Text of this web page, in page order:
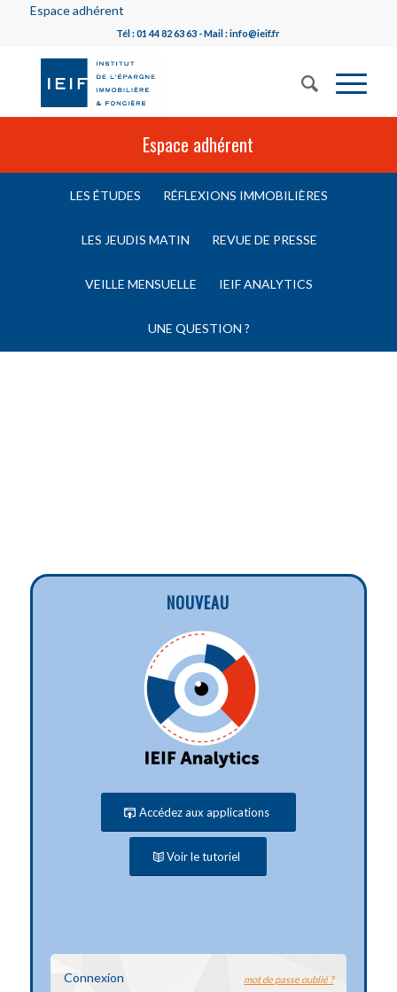
Espace adhérent
Tél : 01 44 82 63 63 - Mail : info@ieif.fr
Espace adhérent
LES ÉTUDES RÉFLEXIONS IMMOBILIÈRES
LES JEUDIS MATIN REVUE DE PRESSE
VEILLE MENSUELLE IEIF ANALYTICS
UNE QUESTION ?
NOUVEAU
Accédez aux applications
Voir le tutoriel
Connexion mot de passe oublié ?